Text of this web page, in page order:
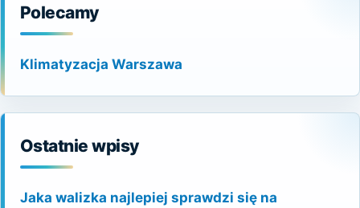
Polecamy
Klimatyzacja Warszawa
Ostatnie wpisy
Jaka walizka najlepiej sprawdzi się na